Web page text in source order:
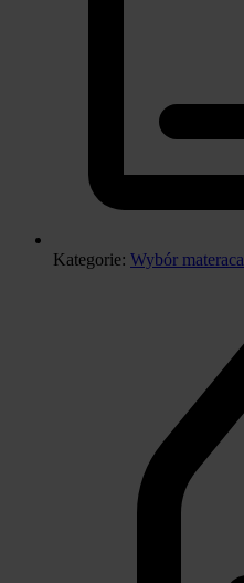
Kategorie: Wybór materaca